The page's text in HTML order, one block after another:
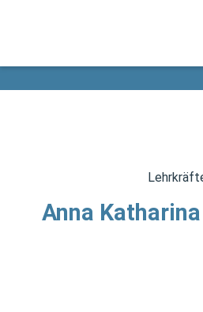
Anna